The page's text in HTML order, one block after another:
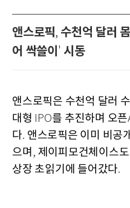
앤스로픽, 수천억 달러
어 싹쓸이 ' 시동
앤스로픽은 수천억 달러
대형 IPO를 추진하며 오픈
다. 앤스로픽은 이미 비공
으며 , 제이피모건체이스
상장 초읽기에 들어갔다.